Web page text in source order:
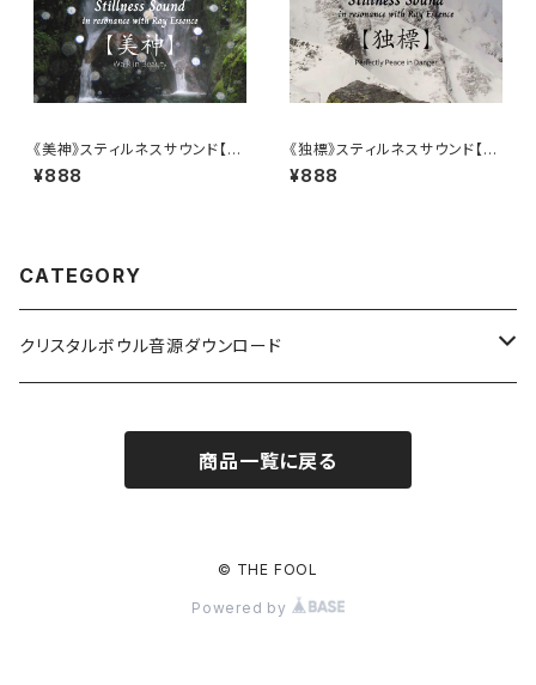
《美神》スティルネスサウンド【ダ
ウンロード音源】
¥888
《独標》スティルネスサウンド【ダ
ウンロード音源】
¥888
CATEGORY
クリスタルボウル音源ダウンロード
商品一覧に戻る
© THE FOOL
Powered by